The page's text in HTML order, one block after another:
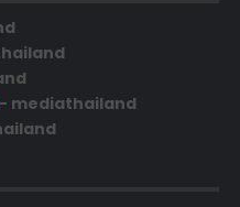
mediathailand